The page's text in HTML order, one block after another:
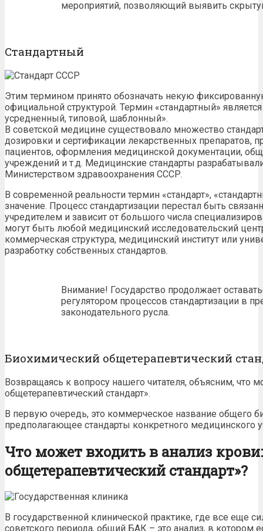
мероприятий, позволяющий выявить
Стандартный
Этим термином принято обозначать некую
официальной структурой. Термин «стандартный»
усредненный, типовой, шаблонный».
В советской медицине существовало множество
дозировки и сертификации лекарственных препаратов,
пациентов, оформления медицинской документации,
учреждений и т.д. Медицинские стандарты
Министерством здравоохранения СССР.
В современной реальности термин «стандарт»,
значение. Процесс стандартизации перестал быть
учредителем и зависит от большого числа
могут быть любой медицинский исследовательский
коммерческая структура, медицинский институт или
разработку собственных стандартов.
Внимание! Государство продолжает
регулятором процессов стандартизации в
законодательного русла.
Биохимический общетерапевтический
Возвращаясь к вопросу нашего читателя, объясним, что
общетерапевтический стандарт».
В первую очередь, это коммерческое название общего
предполагающее стандарты конкретного медицинского
Что может входить в анализ
общетерапевтический стандарт»?
В государственной клинической практике, где все еще
советского периода, общий БАК – это анализ, в котором